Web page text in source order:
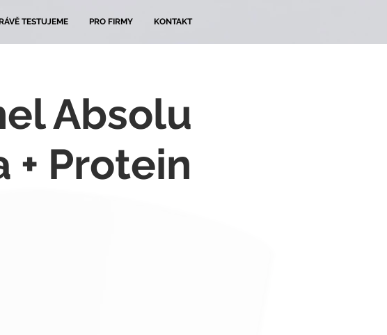
TESTUJEME PRO FIRMY KONTAKT
Absolu
+ Protein